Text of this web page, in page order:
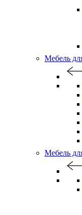
Мебель
Мебель